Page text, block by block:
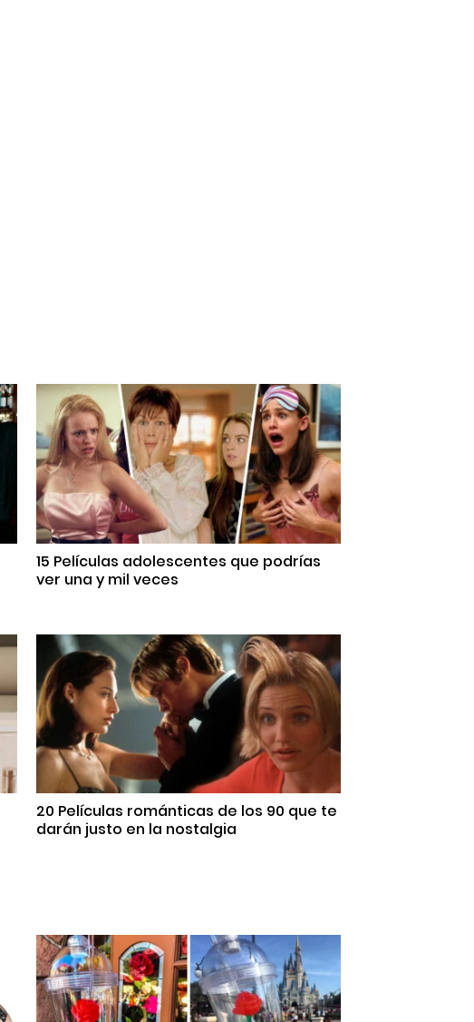
15 Películas adolescentes que podrías
ver una y mil veces
20 Películas románticas de los 90 que te
darán justo en la nostalgia